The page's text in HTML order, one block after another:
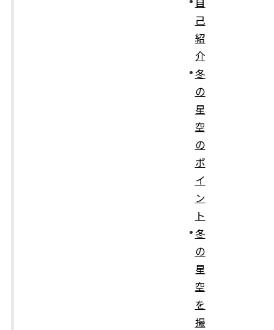
己
紹
介
冬
の
星
空
の
ポ
イ
ン
ト
冬
の
星
空
を
撮